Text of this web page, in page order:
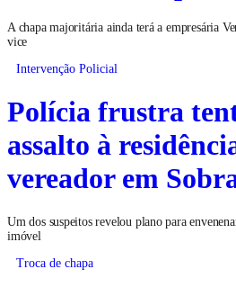
A chapa majoritária ainda terá a empresária
vice
Intervenção Policial
Polícia frustra
assalto à
vereador em
Um dos suspeitos revelou plano para
imóvel
Troca de chapa